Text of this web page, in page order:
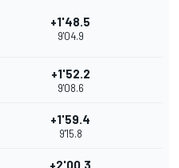
+1'48.5
9'04.9
+1'52.2
9'08.6
+1'59.4
9'15.8
+2'00.3